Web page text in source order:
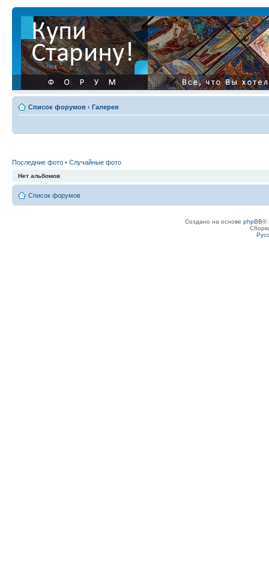
Список форумов ‹ Галерея
Последние фото • Случайные фото
Нет альбомов
Список форумов
Создано на основе phpBB®